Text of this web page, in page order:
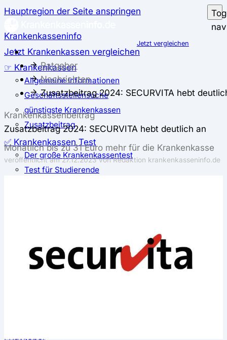
Hauptregion der Seite anspringen
Krankenkasseninfo
Jetzt Krankenkassen vergleichen
☞ Krankenkassen
Allgemeine Informationen
Geschäftsstellensuche
günstigste Krankenkassen
Zusatzbeitrag
✅ Krankenkassen Test
Der große Krankenkassentest
Test für Studierende
Krankenkassenvergleich
Krankenkassenrechner
Jetzt vergleichen
Ratgeber
Nachrichten
Zusatzbeitrag 2024: SECURVITA hebt
Krankenkassenbeitrag
Zusatzbeitrag 2024: SECURVITA hebt deutlich an
Monatlich bis zu 31 Euro mehr für die Krankenkasse
veröffentlicht am27.12.2023von Redaktion krankenkasseninfo.de